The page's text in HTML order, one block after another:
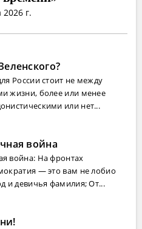
2026 г.
России стоит не между
жизни, более или менее
или нет...
война
война: На фронтах
— это вам не лобио
и девичья фамилия; От...